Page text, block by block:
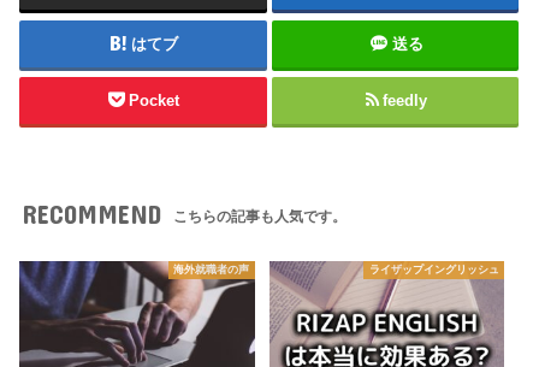
はてブ 送る
Pocket feedly
RECOMMEND こちらの記事も人気です。
海外就職者の声 ライザップイングリッシュ